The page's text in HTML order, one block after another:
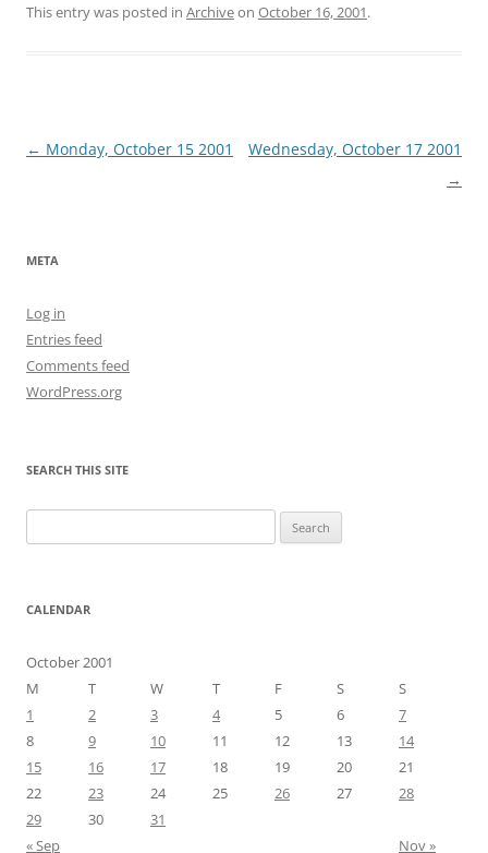
This entry was posted in Archiveon October 16, 2001.
Post
← Monday, October 15 2001
Wednesday, October 17 2001
→
META
Log in
Entries feed
Comments feed
WordPress.org
SEARCH THIS SITE
for:
CALENDAR
October 2001
M
T W T F S
S
1
2 3 4 5 6
7
8
9 10 11 12 13
14
15
16 17 18 19 20
21
22
23 24 25 26 27
28
29
30
31
« Sep
Nov »